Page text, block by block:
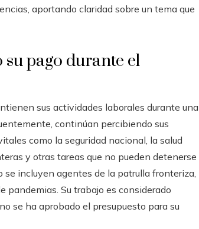
aportando claridad sobre un tema que
pago durante el
sus actividades laborales durante una
continúan percibiendo sus
como la seguridad nacional, la salud
y otras tareas que no pueden detenerse
incluyen agentes de la patrulla fronteriza,
Su trabajo es considerado
se ha aprobado el presupuesto para su